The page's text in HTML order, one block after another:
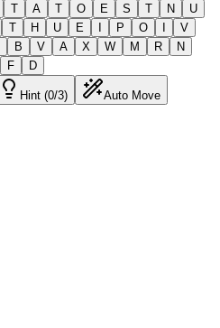
T A T O E S T N
U
T H U E I P O I
V
B V A X W M R
N
F D
Hint (0/3) Auto Move